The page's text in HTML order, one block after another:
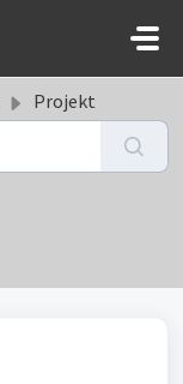
Projekt